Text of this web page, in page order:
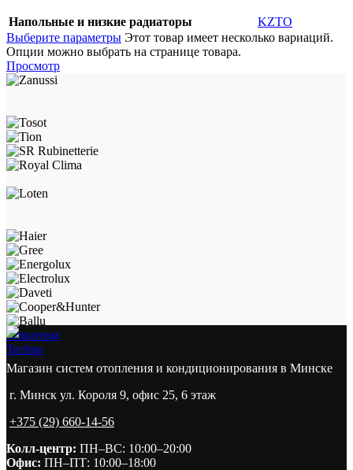
Напольные и низкие радиаторы
KZTO
Выберите параметры Этот товар имеет несколько вариаций.
Опции можно выбрать на странице товара.
Просмотр
Новатерм
Techno
Магазин систем отопления и кондиционирования в Минске
г. Минск ул. Короля 9, офис 25, 6 этаж
+375 (29) 660-14-56
Колл-центр: ПН–ВС: 10:00–20:00​
Офис: ПН–ПТ: 10:00–18:00